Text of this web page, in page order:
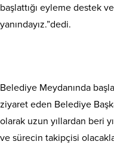
başlattığı eyleme destek
yanındayız.”dedi.
Belediye Meydanında
ziyaret eden Belediye
olarak uzun yıllardan beri
ve sürecin takipçisi